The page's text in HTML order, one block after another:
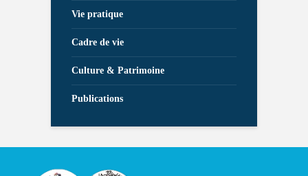
Vie pratique
Cadre de vie
Culture & Patrimoine
Publications